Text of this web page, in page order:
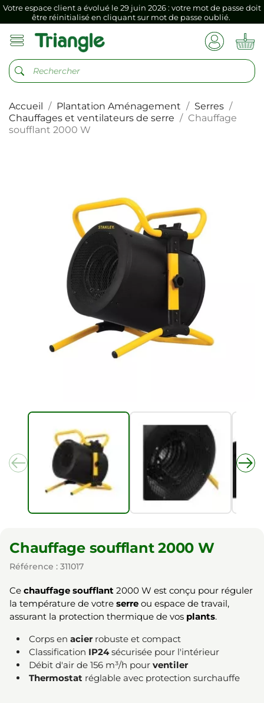
Si vous aviez mémorisé votre précédent mot de passe dans votre
navigateur internet, il doit être réenregistré à la première connexion
vers votre nouvel espace client.
Votre espace client a évolué le 29 juin 2026 : votre mot de passe doit
être réinitialisé en cliquant sur mot de passe oublié.
Si vous aviez mémorisé votre précédent mot de passe dans votre
vers votre nouvel espace client.
Accueil Plantation Aménagement
Serres
Chauffages et ventilateurs de serre
Chauffage
soufflant 2000 W
Chauffage soufflant 2000 W
Référence : 311017
Ce chauffage soufflant 2000 W est conçu pour réguler
la température de votre serre ou espace de travail,
assurant la protection thermique de vos plants.
Corps en acier robuste et compact
Classification IP24sécurisée pour l'intérieur
Débit d'air de 156 m³/h pour ventiler
Thermostat réglable avec protection surchauffe